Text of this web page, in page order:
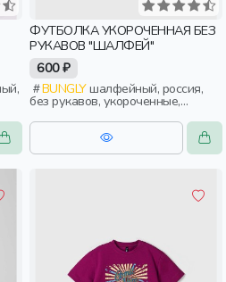
ФУТБОЛКА УКОРОЧЕННАЯ БЕЗ
РУКАВОВ "ШАЛФЕЙ"
600 ₽
BUNGLYшалфейный, россия,
без рукавов, укороченные,
девочки, дети, малыши,
дошкольники